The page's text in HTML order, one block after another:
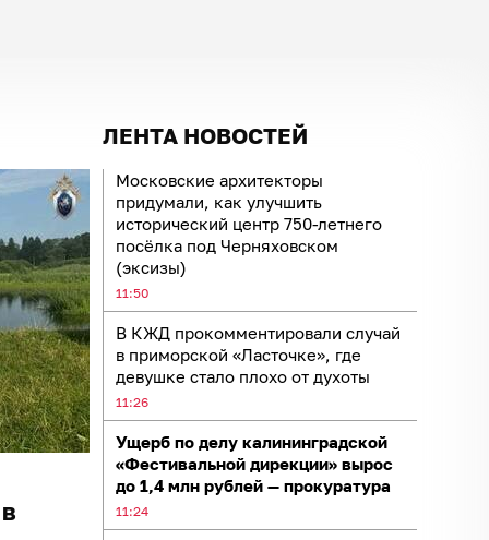
ЛЕНТА НОВОСТЕЙ
Московские архитекторы
придумали, как улучшить
исторический центр 750-летнего
посёлка под Черняховском
(эксизы)
11:50
В КЖД прокомментировали случай
в приморской «Ласточке», где
девушке стало плохо от духоты
11:26
Ущерб по делу калининградской
«Фестивальной дирекции» вырос
до 1,4 млн рублей — прокуратура
11:24